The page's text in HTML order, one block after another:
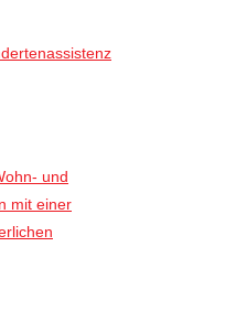
und
mit einer